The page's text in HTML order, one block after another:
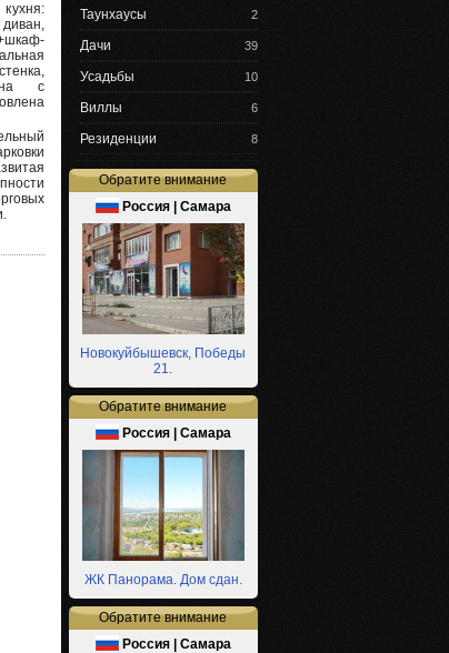
с
2
Таунхаусы
39
Дачи
10
Усадьбы
6
Виллы
8
Резиденции
Обратите внимание
Россия | Самара
Новокуйбышевск, Победы
21.
Обратите внимание
Россия | Самара
ЖК Панорама. Дом сдан.
Обратите внимание
Россия | Самара